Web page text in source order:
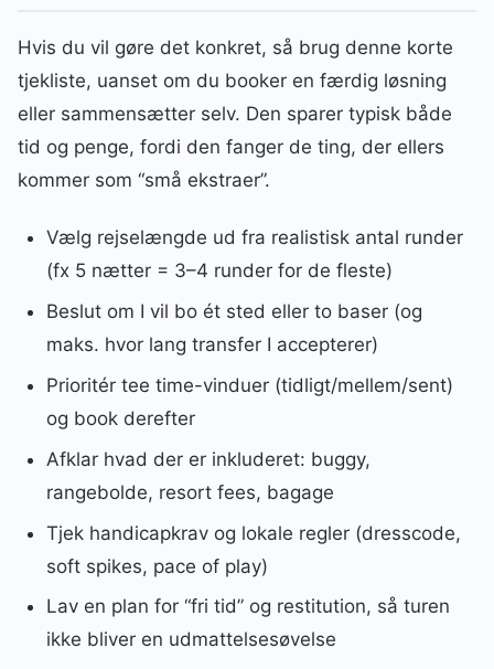
Hvis du vil gøre det konkret, så brug denne korte
tjekliste, uanset om du booker en færdig løsning
eller sammensætter selv. Den sparer typisk både
tid og penge, fordi den fanger de ting, der ellers
kommer som “små ekstraer”.
Vælg rejselængde ud fra realistisk antal runder
(fx 5 nætter = 3–4 runder for de fleste)
Beslut om I vil bo ét sted eller to baser (og
maks. hvor lang transfer I accepterer)
Prioritér tee time-vinduer (tidligt/mellem/sent)
og book derefter
Afklar hvad der er inkluderet: buggy,
rangebolde, resort fees, bagage
Tjek handicapkrav og lokale regler (dresscode,
soft spikes, pace of play)
Lav en plan for “fri tid” og restitution, så turen
ikke bliver en udmattelsesøvelse